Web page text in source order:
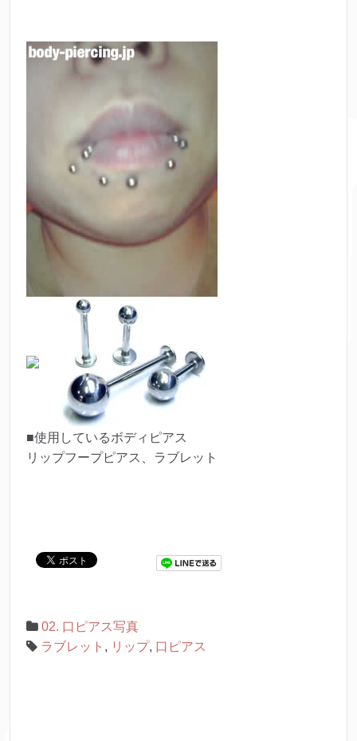
■使用しているボディピアス
リップフープピアス、ラブレット
02. 口ピアス写真
ラブレット , リップ, 口ピアス